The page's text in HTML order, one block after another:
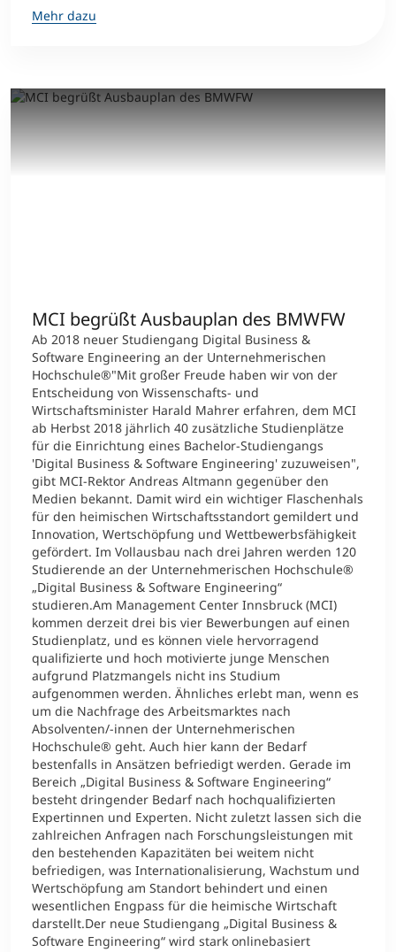
Mehr dazu
MCI begrüßt Ausbauplan des BMWFW
Ab 2018 neuer Studiengang Digital Business &
Software Engineering an der Unternehmerischen
Hochschule®"Mit großer Freude haben wir von der
Entscheidung von Wissenschafts- und
Wirtschaftsminister Harald Mahrer erfahren, dem MCI
ab Herbst 2018 jährlich 40 zusätzliche Studienplätze
für die Einrichtung eines Bachelor-Studiengangs
'Digital Business & Software Engineering' zuzuweisen",
gibt MCI-Rektor Andreas Altmann gegenüber den
Medien bekannt. Damit wird ein wichtiger Flaschenhals
für den heimischen Wirtschaftsstandort gemildert und
Innovation, Wertschöpfung und Wettbewerbsfähigkeit
gefördert. Im Vollausbau nach drei Jahren werden 120
Studierende an der Unternehmerischen Hochschule®
„Digital Business & Software Engineering“
studieren.Am Management Center Innsbruck (MCI)
kommen derzeit drei bis vier Bewerbungen auf einen
Studienplatz, und es können viele hervorragend
qualifizierte und hoch motivierte junge Menschen
aufgrund Platzmangels nicht ins Studium
aufgenommen werden. Ähnliches erlebt man, wenn es
um die Nachfrage des Arbeitsmarktes nach
Absolventen/-innen der Unternehmerischen
Hochschule® geht. Auch hier kann der Bedarf
bestenfalls in Ansätzen befriedigt werden. Gerade im
Bereich „Digital Business & Software Engineering“
besteht dringender Bedarf nach hochqualifizierten
Expertinnen und Experten. Nicht zuletzt lassen sich die
zahlreichen Anfragen nach Forschungsleistungen mit
den bestehenden Kapazitäten bei weitem nicht
befriedigen, was Internationalisierung, Wachstum und
Wertschöpfung am Standort behindert und einen
wesentlichen Engpass für die heimische Wirtschaft
darstellt.Der neue Studiengang „Digital Business &
Software Engineering“ wird stark onlinebasiert